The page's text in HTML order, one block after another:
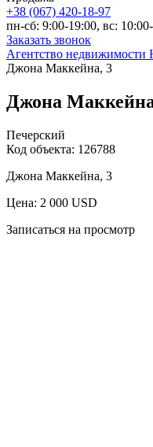
+38 (067) 420-18-97
пн-сб: 9:00-19:00, вс:
Заказать звонок
Агентство недвижимости
Джона Маккейна, 3
Джона
Печерский
Код объекта: 126788
Джона Маккейна, 3
Цена: 2 000 USD
Записаться на просмотр